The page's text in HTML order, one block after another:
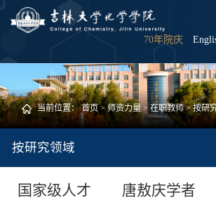
70年院庆
当前位置：首页>师资力量>在职教师>按研
按研究领域
国家级人才 唐敖庆学者